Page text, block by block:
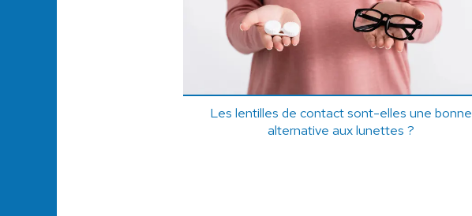
Les lentilles de contact sont-elles une bonne
alternative aux lunettes ?